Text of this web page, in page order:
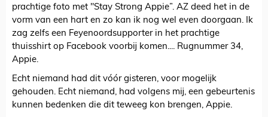
prachtige foto met "Stay Strong Appie”. AZ deed het in de
vorm van een hart en zo kan ik nog wel even doorgaan. Ik
zag zelfs een Feyenoordsupporter in het prachtige
thuisshirt op Facebook voorbij komen.... Rugnummer 34,
Appie.
Echt niemand had dit vóór gisteren, voor mogelijk
gehouden. Echt niemand, had volgens mij, een gebeurtenis
kunnen bedenken die dit teweeg kon brengen, Appie.